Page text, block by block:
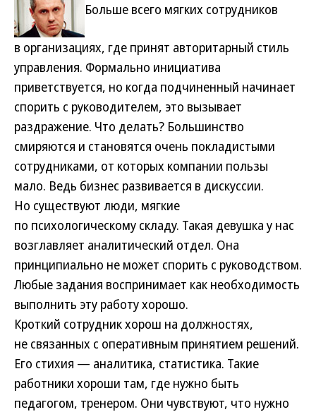
Больше всего мягких сотрудников
в организациях, где принят авторитарный стиль
управления. Формально инициатива
приветствуется, но когда подчиненный начинает
спорить с руководителем, это вызывает
раздражение. Что делать? Большинство
смиряются и становятся очень покладистыми
сотрудниками, от которых компании пользы
мало. Ведь бизнес развивается в дискуссии.
Но существуют люди, мягкие
по психологическому складу. Такая девушка у нас
возглавляет аналитический отдел. Она
принципиально не может спорить с руководством.
Любые задания воспринимает как необходимость
выполнить эту работу хорошо.
Кроткий сотрудник хорош на должностях,
не связанных с оперативным принятием решений.
Его стихия — аналитика, статистика. Такие
работники хороши там, где нужно быть
педагогом, тренером. Они чувствуют, что нужно